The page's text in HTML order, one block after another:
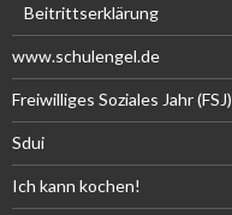
Beitrittserklärung
www.schulengel.de
Freiwilliges Soziales Jahr (FSJ)
Sdui
Ich kann kochen!